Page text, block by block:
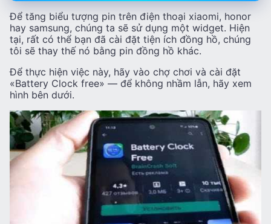
Để tăng biểu tượng pin trên điện thoại xiaomi, honor
hay samsung, chúng ta sẽ sử dụng một widget. Hiện
tại, rất có thể bạn đã cài đặt tiện ích đồng hồ, chúng
tôi sẽ thay thế nó bằng pin đồng hồ khác.
Để thực hiện việc này, hãy vào chợ chơi và cài đặt
«Battery Clock free» — để không nhầm lẫn, hãy xem
hình bên dưới.